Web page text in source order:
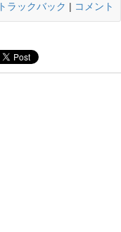
トラックバック | コメント